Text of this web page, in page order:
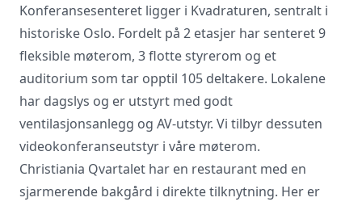
Konferansesenteret ligger i Kvadraturen, sentralt i
historiske Oslo. Fordelt på 2 etasjer har senteret 9
fleksible møterom, 3 flotte styrerom og et
auditorium som tar opptil 105 deltakere. Lokalene
har dagslys og er utstyrt med godt
ventilasjonsanlegg og AV-utstyr. Vi tilbyr dessuten
videokonferanseutstyr i våre møterom.
Christiania Qvartalet har en restaurant med en
sjarmerende bakgård i direkte tilknytning. Her er
Vi innhenter uforpliktende tilbud, gir
råd og forhandler priser og
betingelser, bestiller på ønsket sted,
gjennomgår kontrakt og følger opp
viktige frister. Tjenesten er kostnadsfri
for deg som kunde, og det er ingen
påslag i prisene.
LUKK VINDU SEND FORESPØRSEL